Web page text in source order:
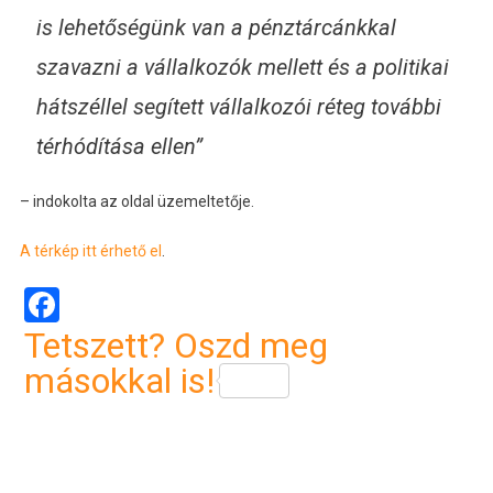
is lehetőségünk van a pénztárcánkkal
szavazni a vállalkozók mellett és a politikai
hátszéllel segített vállalkozói réteg további
térhódítása ellen”
– indokolta az oldal üzemeltetője.
A térkép itt érhető el .
Facebook
Tetszett? Oszd meg
másokkal is!